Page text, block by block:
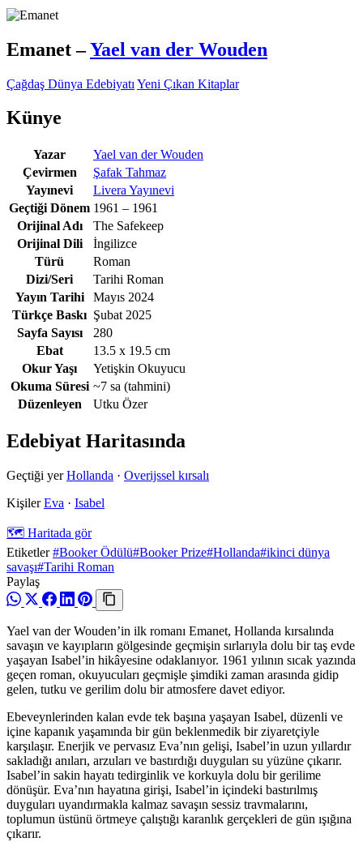
Emanet–Yael van der Wouden
Çağdaş Dünya Edebiyatı Yeni Çıkan Kitaplar
Künye
Yazar
Yael van der Wouden
Çevirmen
Şafak Tahmaz
Yayınevi
Livera Yayınevi
Geçtiği Dönem 1961 – 1961
Orijinal Adı
The Safekeep
Orijinal Dili
İngilizce
Türü
Roman
Dizi/Seri
Tarihi Roman
Yayın Tarihi
Mayıs 2024
Türkçe Baskı Şubat 2025
Sayfa Sayısı
280
Ebat
13.5 x 19.5 cm
Okur Yaşı
Yetişkin Okuyucu
Okuma Süresi ~7 sa (tahmini)
Düzenleyen
Utku Özer
Edebiyat Haritasında
Geçtiği yer Hollanda · Overijssel kırsalı
Kişiler Eva · Isabel
🗺️ Haritada gör
Etiketler #Booker Ödülü#Booker Prize#Hollanda#ikinci dünya
savaşı#Tarihi Roman
Paylaş
Yael van der Wouden’in ilk romanı Emanet, Hollanda kırsalında
savaşın ve kayıpların gölgesinde geçmişin sırlarıyla dolu bir taş evde
yaşayan Isabel’in hikâyesine odaklanıyor. 1961 yılının sıcak yazında
geçen roman, okuyucuları geçmişle şimdiki zaman arasında gidip
gelen, tutku ve gerilim dolu bir atmosfere davet ediyor.
Ebeveynlerinden kalan evde tek başına yaşayan Isabel, düzenli ve
içine kapanık yaşamında bir gün beklenmedik bir ziyaretçiyle
karşılaşır. Enerjik ve pervasız Eva’nın gelişi, Isabel’in uzun yıllardır
sakladığı anıları, arzuları ve bastırdığı duyguları su yüzüne çıkarır.
Isabel’in sakin hayatı tedirginlik ve korkuyla dolu bir gerilime
dönüşür. Eva’nın hayatına girişi, Isabel’in içindeki bastırılmış
duyguları uyandırmakla kalmaz savaşın sessiz travmalarını,
toplumun üstünü örtmeye çalıştığı karanlık gerçekleri de gün ışığına
çıkarır.